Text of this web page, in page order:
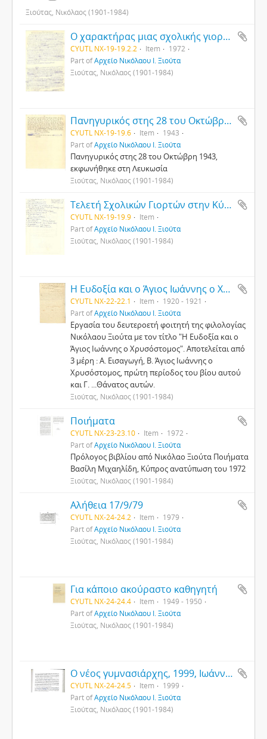
Ξιούτας, Νικόλαος (1901-1984)
Ο χαρακτήρας μιας σχολικής γιορτής
CYUTL NX-19-19.2.2 Item
1972
Part ofΑρχείο Νικόλαου Ι. Ξιούτα
Ξιούτας, Νικόλαος (1901-1984)
Πανηγυρικός στης 28 του Οκτώβρη 1943
CYUTL NX-19-19.6 Item
1943
Part ofΑρχείο Νικόλαου Ι. Ξιούτα
Πανηγυρικός στης 28 του Οκτώβρη 1943,
εκφωνήθηκε στη Λευκωσία
Ξιούτας, Νικόλαος (1901-1984)
Τελετή Σχολικών Γιορτών στην Κύπρο : Η γιορτή της Σημαίας
CYUTL NX-19-19.9
Item
Part ofΑρχείο Νικόλαου Ι. Ξιούτα
Ξιούτας, Νικόλαος (1901-1984)
Η Ευδοξία και ο Άγιος Ιωάννης ο Χρυσόστομος
CYUTL NX-22-22.1 Item
1920 - 1921
Part ofΑρχείο Νικόλαου Ι. Ξιούτα
Εργασία του δευτεροετή φοιτητή της φιλολογίας
Νικόλαου Ξιούτα με τον τίτλο "Η Ευδοξία και ο
Άγιος Ιωάννης ο Χρυσόστομος". Αποτελείται από
3 μέρη : Α. Εισαγωγή, Β. Άγιος Ιωάννης ο
Χρυσόστομος, πρώτη περίοδος του βίου αυτού
και Γ. ...Θάνατος αυτών.
Ξιούτας, Νικόλαος (1901-1984)
Ποιήματα
CYUTL NX-23-23.10 Item
1972
Part ofΑρχείο Νικόλαου Ι. Ξιούτα
Πρόλογος βιβλίου από Νικόλαο Ξιούτα Ποιήματα
Βασίλη Μιχαηλίδη, Κύπρος ανατύπωση του 1972
Ξιούτας, Νικόλαος (1901-1984)
Αλήθεια 17/9/79
CYUTL NX-24-24.2 Item
1979
Part ofΑρχείο Νικόλαου Ι. Ξιούτα
Ξιούτας, Νικόλαος (1901-1984)
Για κάποιο ακούραστο καθηγητή
CYUTL NX-24-24.4 Item
1949 - 1950
Part ofΑρχείο Νικόλαου Ι. Ξιούτα
Ξιούτας, Νικόλαος (1901-1984)
Ο νέος γυμνασιάρχης, 1999, Ιωάννης Χρ. Κασιουλής
CYUTL NX-24-24.5 Item
1999
Part ofΑρχείο Νικόλαου Ι. Ξιούτα
Ξιούτας, Νικόλαος (1901-1984)